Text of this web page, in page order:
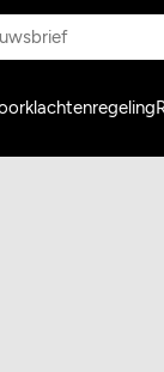
E
-
a